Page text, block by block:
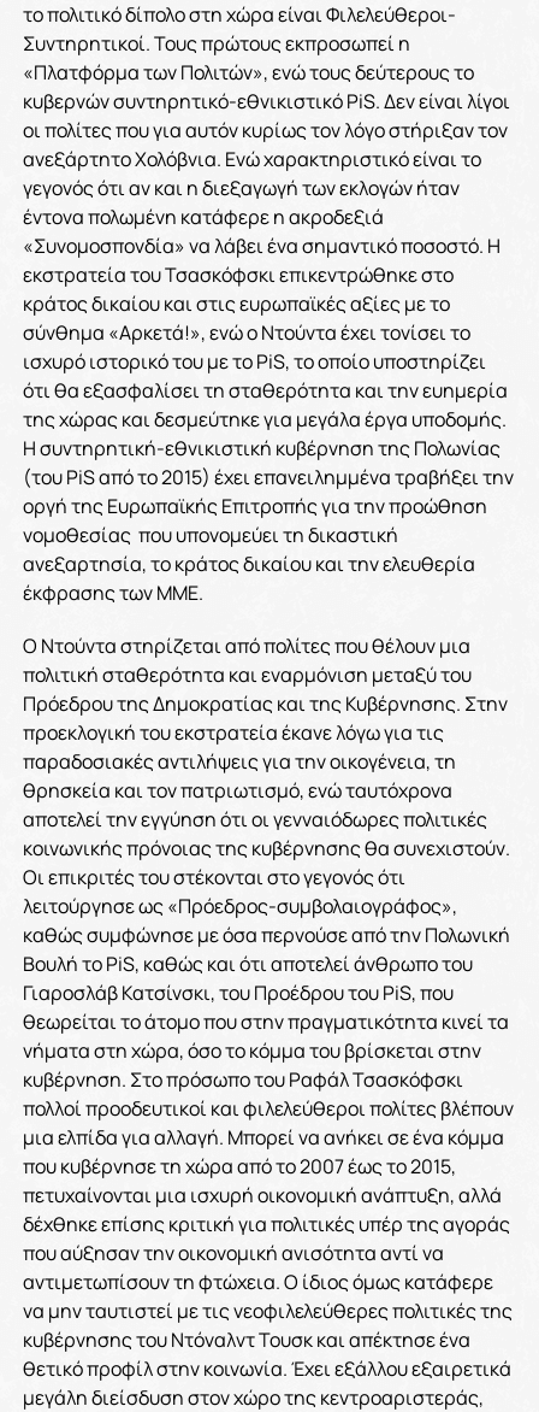
το πολιτικό δίπολο στη χώρα είναι Φιλελεύθεροι-
Συντηρητικοί. Τους πρώτους εκπροσωπεί η
«Πλατφόρμα των Πολιτών», ενώ τους δεύτερους το
κυβερνών συντηρητικό-εθνικιστικό PiS. Δεν είναι λίγοι
οι πολίτες που για αυτόν κυρίως τον λόγο στήριξαν τον
ανεξάρτητο Χολόβνια. Ενώ χαρακτηριστικό είναι το
γεγονός ότι αν και η διεξαγωγή των εκλογών ήταν
έντονα πολωμένη κατάφερε η ακροδεξιά
«Συνομοσπονδία» να λάβει ένα σημαντικό ποσοστό. Η
εκστρατεία του Τσασκόφσκι επικεντρώθηκε στο
κράτος δικαίου και στις ευρωπαϊκές αξίες με το
σύνθημα «Αρκετά!», ενώ ο Ντούντα έχει τονίσει το
ισχυρό ιστορικό του με το PiS, το οποίο υποστηρίζει
ότι θα εξασφαλίσει τη σταθερότητα και την ευημερία
της χώρας και δεσμεύτηκε για μεγάλα έργα υποδομής.
Η συντηρητική-εθνικιστική κυβέρνηση της Πολωνίας
(του PiS από το 2015) έχει επανειλημμένα τραβήξει την
οργή της Ευρωπαϊκής Επιτροπής για την προώθηση
νομοθεσίας που υπονομεύει τη δικαστική
ανεξαρτησία, το κράτος δικαίου και την ελευθερία
έκφρασης των ΜΜΕ.
Ο Ντούντα στηρίζεται από πολίτες που θέλουν μια
πολιτική σταθερότητα και εναρμόνιση μεταξύ του
Πρόεδρου της Δημοκρατίας και της Κυβέρνησης. Στην
προεκλογική του εκστρατεία έκανε λόγω για τις
παραδοσιακές αντιλήψεις για την οικογένεια, τη
θρησκεία και τον πατριωτισμό, ενώ ταυτόχρονα
αποτελεί την εγγύηση ότι οι γενναιόδωρες πολιτικές
κοινωνικής πρόνοιας της κυβέρνησης θα συνεχιστούν.
Οι επικριτές του στέκονται στο γεγονός ότι
λειτούργησε ως «Πρόεδρος-συμβολαιογράφος»,
καθώς συμφώνησε με όσα περνούσε από την Πολωνική
Βουλή το PiS, καθώς και ότι αποτελεί άνθρωπο του
Γιαροσλάβ Κατσίνσκι, του Προέδρου του PiS, που
θεωρείται το άτομο που στην πραγματικότητα κινεί τα
νήματα στη χώρα, όσο το κόμμα του βρίσκεται στην
κυβέρνηση. Στο πρόσωπο του Ραφάλ Τσασκόφσκι
πολλοί προοδευτικοί και φιλελεύθεροι πολίτες βλέπουν
μια ελπίδα για αλλαγή. Μπορεί να ανήκει σε ένα κόμμα
που κυβέρνησε τη χώρα από το 2007 έως το 2015,
πετυχαίνονται μια ισχυρή οικονομική ανάπτυξη, αλλά
δέχθηκε επίσης κριτική για πολιτικές υπέρ της αγοράς
που αύξησαν την οικονομική ανισότητα αντί να
αντιμετωπίσουν τη φτώχεια. Ο ίδιος όμως κατάφερε
να μην ταυτιστεί με τις νεοφιλελεύθερες πολιτικές της
κυβέρνησης του Ντόναλντ Τουσκ και απέκτησε ένα
θετικό προφίλ στην κοινωνία. Έχει εξάλλου εξαιρετικά
μεγάλη διείσδυση στον χώρο της κεντροαριστεράς,